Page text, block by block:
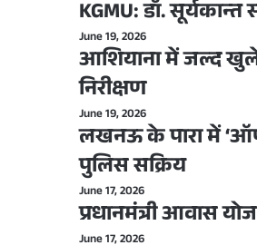
KGMU: डॉ.
June 19, 2026
आशियाना में जल्द
निरीक्षण
June 19, 2026
लखनऊ के पारा में
पुलिस सक्रिय
June 17, 2026
प्रधानमंत्री आवास
June 17, 2026